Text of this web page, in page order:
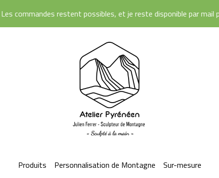
restent possibles, et je reste disponible par mail
Produits Personnalisation de Montagne
Sur-mesure